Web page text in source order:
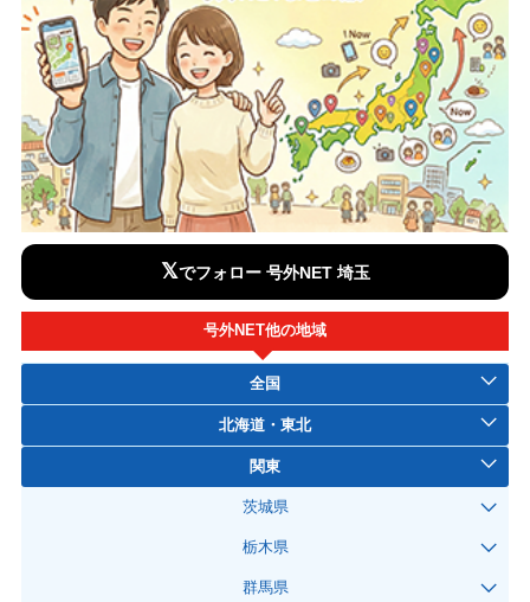
𝕏でフォロー 号外NET 埼玉
号外NET他の地域
全国
北海道・東北
関東
茨城県
栃木県
群馬県